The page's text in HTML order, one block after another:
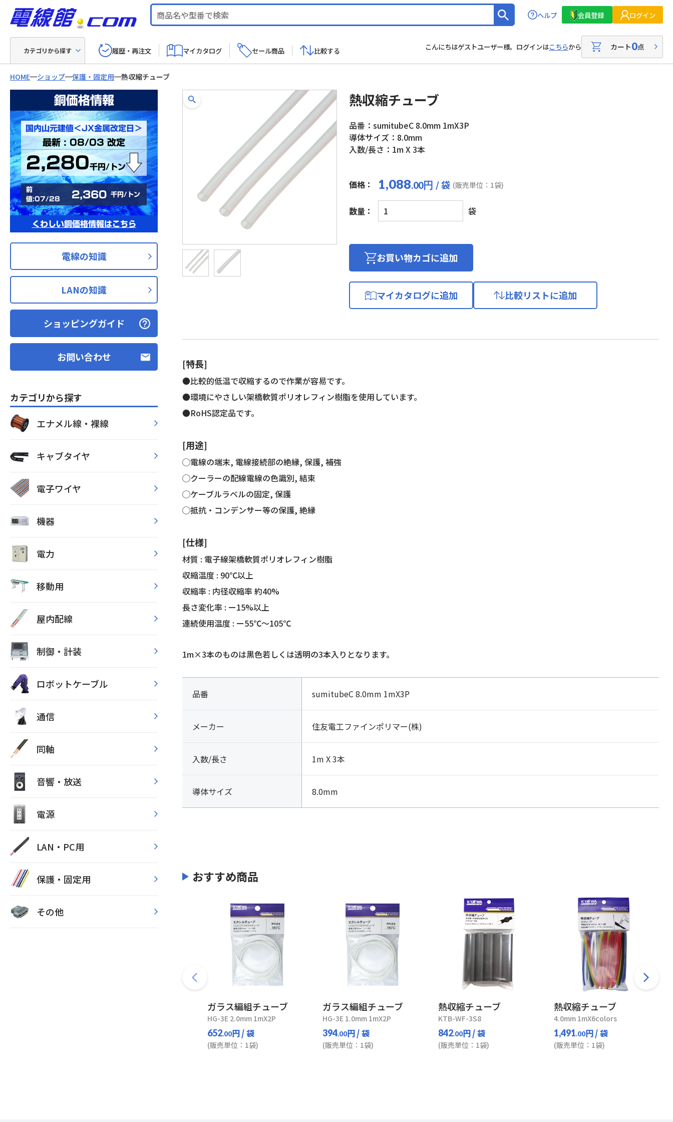
ヘルプ 会員登録 ログイン
カテゴリから探す 履歴・再注文 マイカタログ セール商品 比較する こんにちはゲストユーザー様。ログインはこちらから カート0点
HOME ショップ 保護・固定用 熱収縮チューブ
銅価格情報
国内山元建値＜JX金属改定日＞
最新 : 08/03 改定
2,280千円/トン
前
値:07/28
2,360 千円/トン
くわしい銅価格情報はこちら
電線の知識
LANの知識
ショッピングガイド
お問い合わせ
カテゴリから探す
エナメル線・裸線
キャブタイヤ
電子ワイヤ
機器
電力
移動用
屋内配線
制御・計装
ロボットケーブル
通信
同軸
音響・放送
電源
LAN・PC用
保護・固定用
その他
熱収縮チューブ
品番：sumitubeC 8.0mm 1mX3P
導体サイズ：8.0mm
入数/長さ：1m X 3本
価格： 1,088.00円 / 袋 (販売単位：1袋)
数量：
熱
収
チ
袋
お買い物カゴに追加
マイカタログに追加 比較リストに追加
[特長]
●比較的低温で収縮するので作業が容易です。
●環境にやさしい架橋軟質ポリオレフィン樹脂を使用しています。
●RoHS認定品です。
[用途]
◯電線の端末, 電線接続部の絶縁, 保護, 補強
◯クーラーの配線電線の色識別, 結束
◯ケーブルラベルの固定, 保護
◯抵抗・コンデンサー等の保護, 絶縁
[仕様]
材質 : 電子線架橋軟質ポリオレフィン樹脂
収縮温度 : 90℃以上
収縮率 : 内径収縮率 約40%
長さ変化率 : ー15%以上
連続使用温度 : ー55℃～105℃
1m×3本のものは黒色若しくは透明の3本入りとなります。
品番 sumitubeC 8.0mm 1mX3P
メーカー 住友電工ファインポリマー(株)
入数/長さ 1m X 3本
導体サイズ 8.0mm
おすすめ商品
ガラス編組チューブ
HG-3E 2.0mm 1mX2P
652.00円/ 袋
(販売単位：1袋)
ガラス編組チューブ
HG-3E 1.0mm 1mX2P
394.00円/ 袋
(販売単位：1袋)
熱収縮チューブ
KTB-WF-3S8
842.00円/ 袋
(販売単位：1袋)
熱収縮チューブ
4.0mm 1mX6colors
1,491.00円/ 袋
(販売単位：1袋)